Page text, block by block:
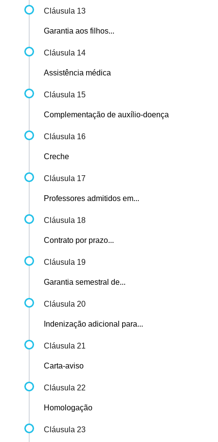
Cláusula 13
Garantia aos filhos...
Cláusula 14
Assistência médica
Cláusula 15
Complementação de auxílio-doença
Cláusula 16
Creche
Cláusula 17
Professores admitidos em...
Cláusula 18
Contrato por prazo...
Cláusula 19
Garantia semestral de...
Cláusula 20
Indenização adicional para...
Cláusula 21
Carta-aviso
Cláusula 22
Homologação
Cláusula 23